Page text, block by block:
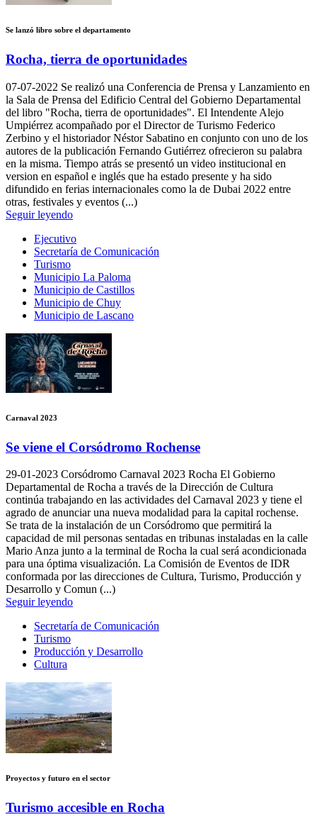
Se lanzó libro sobre el departamento
Rocha, tierra de oportunidades
07-07-2022 Se realizó una Conferencia de Prensa y Lanzamiento en
la Sala de Prensa del Edificio Central del Gobierno Departamental
del libro "Rocha, tierra de oportunidades". El Intendente Alejo
Umpiérrez acompañado por el Director de Turismo Federico
Zerbino y el historiador Néstor Sabatino en conjunto con uno de los
autores de la publicación Fernando Gutiérrez ofrecieron su palabra
en la misma. Tiempo atrás se presentó un video institucional en
version en español e inglés que ha estado presente y ha sido
difundido en ferias internacionales como la de Dubai 2022 entre
otras, festivales y eventos (...)
Seguir leyendo
Ejecutivo
Secretaría de Comunicación
Turismo
Municipio La Paloma
Municipio de Castillos
Municipio de Chuy
Municipio de Lascano
Carnaval 2023
Se viene el Corsódromo Rochense
29-01-2023 Corsódromo Carnaval 2023 Rocha El Gobierno
Departamental de Rocha a través de la Dirección de Cultura
continúa trabajando en las actividades del Carnaval 2023 y tiene el
agrado de anunciar una nueva modalidad para la capital rochense.
Se trata de la instalación de un Corsódromo que permitirá la
capacidad de mil personas sentadas en tribunas instaladas en la calle
Mario Anza junto a la terminal de Rocha la cual será acondicionada
para una óptima visualización. La Comisión de Eventos de IDR
conformada por las direcciones de Cultura, Turismo, Producción y
Desarrollo y Comun (...)
Seguir leyendo
Secretaría de Comunicación
Turismo
Producción y Desarrollo
Cultura
Proyectos y futuro en el sector
Turismo accesible en Rocha